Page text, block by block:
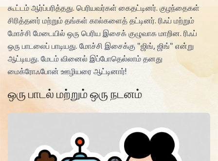
கூட்டம் ஆர்ப்பரித்தது. பெரியவர்கள் கைதட்டினர். குழந்தைகள்
சிரித்தனர் மற்றும் தங்கள் கால்களைத் தட்டினர். ரிஃப் மற்றும்
மோச்சி மேடையில் ஒரு பெரிய இசைக் குழுவாக மாறின. ரிஃப்
ஒரு பாடலைப் பாடியது. மோச்சி இசைக்கு "ஜிங், ஜிங்" என்று
ஆட்டியது. மேடம் வினைல் இப்போதெல்லாம் தனது
மைக்ரோஃபோன் ஊழியரை ஆட்டினார்!
ஒரு பாடல் மற்றும் ஒரு நடனம்